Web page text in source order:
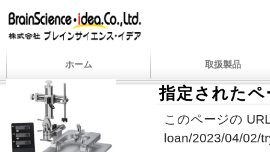
ホーム 取扱製品
指定された
このページの
loan/2023/04/02/